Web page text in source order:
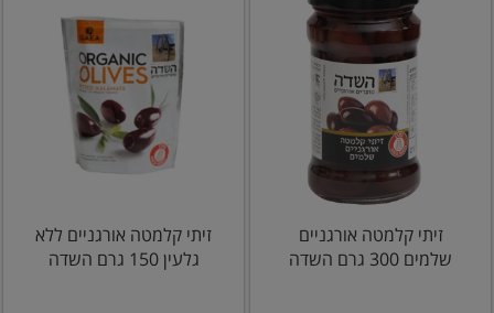
זיתי קלמטה אורגניים
שלמים 300 גרם השדה
זיתי קלמטה אורגניים ללא
גלעין 150 גרם השדה